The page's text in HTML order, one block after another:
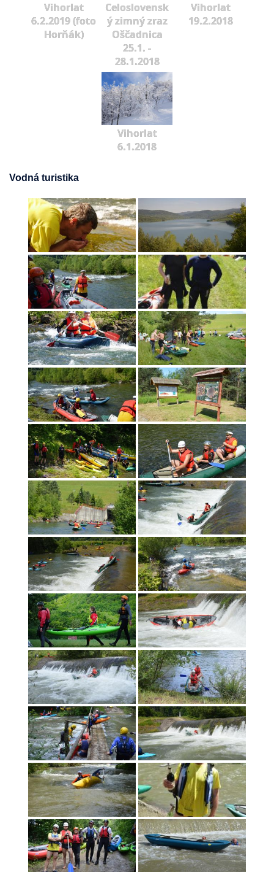
Vihorlat
6.2.2019 (foto
Horňák)
Celoslovensk
ý zimný zraz
Oščadnica
25.1. -
28.1.2018
Vihorlat
19.2.2018
Vihorlat
6.1.2018
Vodná turistika